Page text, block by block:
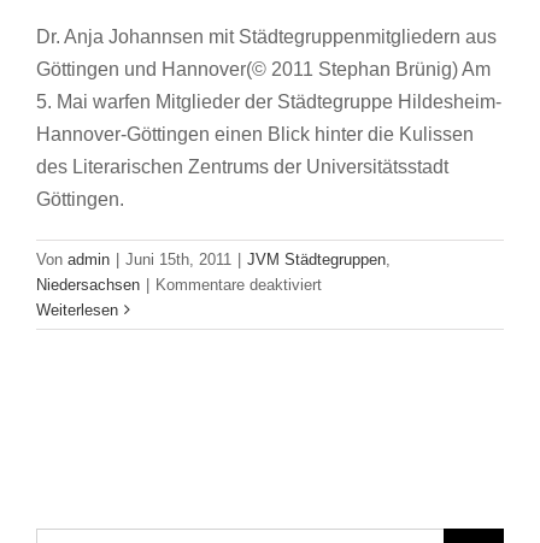
Dr. Anja Johannsen mit Städtegruppenmitgliedern aus
Göttingen und Hannover(© 2011 Stephan Brünig) Am
5. Mai warfen Mitglieder der Städtegruppe Hildesheim-
Hannover-Göttingen einen Blick hinter die Kulissen
des Literarischen Zentrums der Universitätsstadt
Göttingen.
Von admin | Juni 15th, 2011 | JVM Städtegruppen
Niedersachsen | Kommentare deaktiviertfür
des
Weiterlesen